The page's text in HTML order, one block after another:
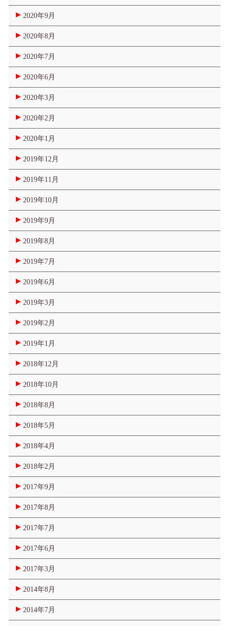
2020年9月
2020年8月
2020年7月
2020年6月
2020年3月
2020年2月
2020年1月
2019年12月
2019年11月
2019年10月
2019年9月
2019年8月
2019年7月
2019年6月
2019年3月
2019年2月
2019年1月
2018年12月
2018年10月
2018年8月
2018年5月
2018年4月
2018年2月
2017年9月
2017年8月
2017年7月
2017年6月
2017年3月
2014年8月
2014年7月